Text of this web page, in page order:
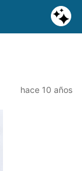
hace 10 años